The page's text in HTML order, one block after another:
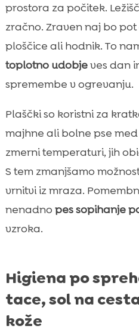
prostora za počitek.
zračno. Zraven naj bo
ploščice ali hodnik. To
toplotno udobjeves dan
spremembe v ogrevanju.
Plaščki so koristni za
majhne ali bolne pse
zmerni temperaturi, jih
S tem zmanjšamo
vrnitvi iz mraza.
nenadno pes sopihanje
vzroka.
Higiena po
tace, sol na
kože